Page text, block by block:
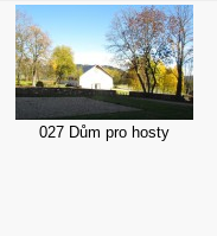
027 Dům pro hosty